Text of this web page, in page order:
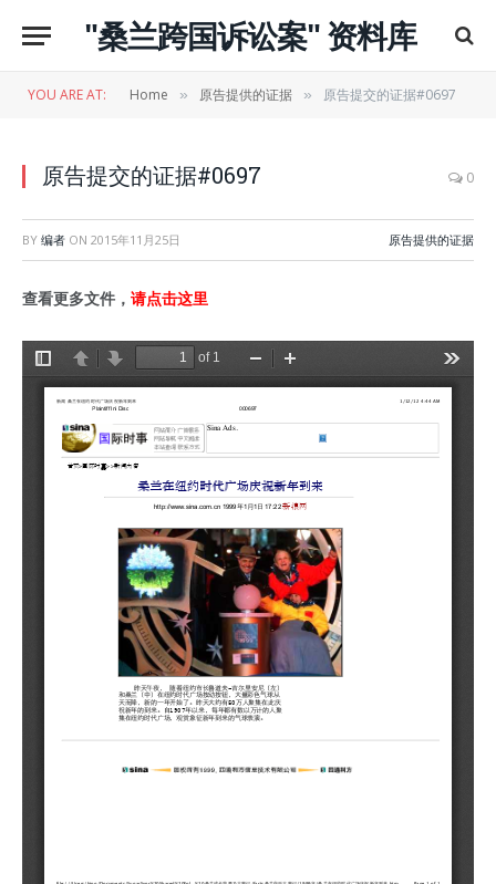
"桑兰跨国诉讼案" 资料库
YOU ARE AT: Home » 原告提供的证据 » 原告提交的证据#0697
原告提交的证据#0697 0
BY 编者 ON 2015年11月25日 原告提供的证据
查看更多文件， 请点击这里